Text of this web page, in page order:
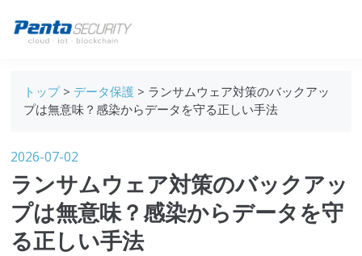
Webセキュリティ
技術ブログ
トップ> データ保護 > ランサムウェア対策のバックアッ
プは無意味？感染からデータを守る正しい手法
2026-07-02
ランサムウェア対策のバックアッ
プは無意味？感染からデータを守
る正しい手法